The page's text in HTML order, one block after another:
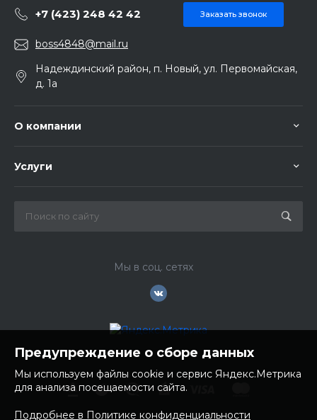
+7 (423) 248 42 42 Заказать звонок
boss4848@mail.ru
Надеждинский район, п. Новый, ул. Первомайская,
д. 1а
О компании
Услуги
Мы в соц. сетях
Предупреждение о сборе данных
Мы используем файлы cookie и сервис Яндекс.Метрика
для анализа посещаемости сайта.
Подробнее в Политике конфиденциальности